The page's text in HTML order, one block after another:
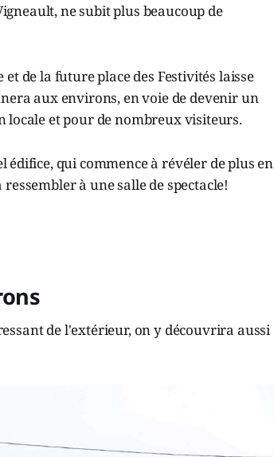
ne subit plus beaucoup de
de la future place des Festivités laisse
aux environs, en voie de devenir un
et pour de nombreux visiteurs.
qui commence à révéler de plus en
à une salle de spectacle!
de l'extérieur, on y découvrira aussi